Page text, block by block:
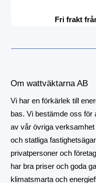
Fri frakt
Om wattväktarna AB
Vi har en förkärlek till
bas. Vi bestämde oss för
av vår övriga
och statliga
privatpersoner och
har bra priser och goda
klimatsmarta och